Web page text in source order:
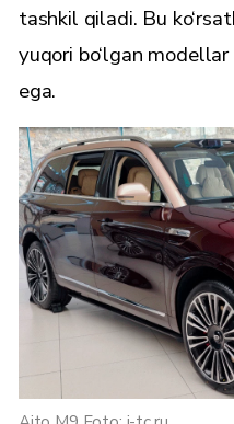
tashkil qiladi. Bu
yuqori bo‘lgan
ega.